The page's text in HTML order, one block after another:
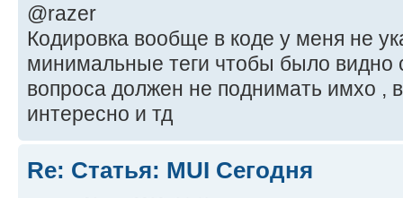
@razer
Кодировка вообще в коде у меня не
минимальные теги чтобы было видно
вопроса должен не поднимать имхо ,
интересно и тд
Re: Статья: MUI Сегодня